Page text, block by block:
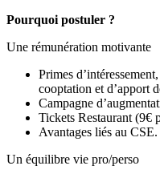
Pourquoi postuler ?
Une rémunération motivante
Primes
cooptation et d’apport
Campagne
Tickets Restaurant (9€
Avantages liés au CSE.
Un équilibre vie pro/perso